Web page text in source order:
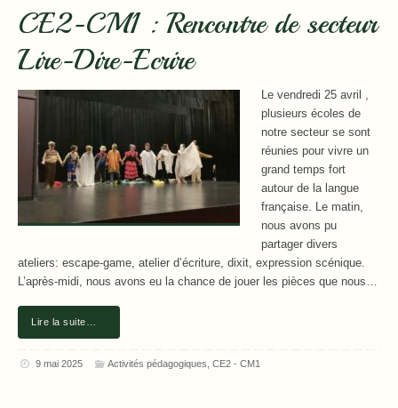
CE2-CM1 : Rencontre de secteur
Lire-Dire-Ecrire
Le vendredi 25 avril ,
plusieurs écoles de
notre secteur se sont
réunies pour vivre un
grand temps fort
autour de la langue
française. Le matin,
nous avons pu
partager divers
ateliers: escape-game, atelier d’écriture, dixit, expression scénique.
L’après-midi, nous avons eu la chance de jouer les pièces que nous…
Lire la suite…
9 mai 2025 Activités pédagogiques ,CE2 - CM1